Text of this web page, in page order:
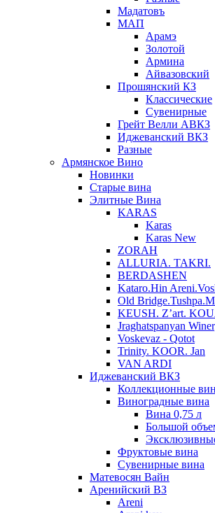
Мадатовъ
МАП
Арамэ
Золотой
Армина
Айвазовский
Прошянский КЗ
Классические
Сувенирные
Грейт Велли АВКЗ
Иджеванский ВКЗ
Разные
Армянское Вино
Новинки
Старые вина
Элитные Вина
KARAS
Karas
Karas New
ZORAH
ALLURIA. TAKRI.
BERDASHEN
Kataro.Hin
Old
KEUSH. Z’art.
Jraghatspanyan
Voskevaz - Qotot
Trinity. KOOR. Jan
VAN ARDI
Иджеванский ВКЗ
Коллекционные
Виноградные вина
Вина 0,75 л
Большой
Фруктовые вина
Cувенирные вина
Матевосян Вайн
Аренийский ВЗ
Areni